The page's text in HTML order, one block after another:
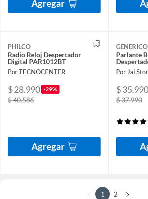
Agregar
PHILCO
Radio Reloj Despertador
Digital PAR1012BT
Por TECNOCENTER
$ 28.990 -29%
$ 40.586
Agregar
GENERICO
Parlante
Por Jai
$ 35.990
$ 37.990
1 2